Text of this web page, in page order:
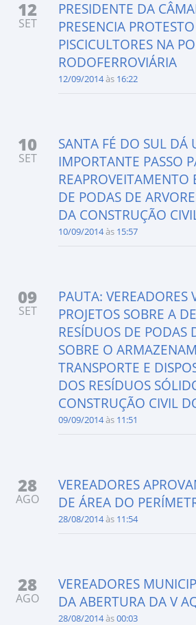
12
SET
PRESIDENTE DA
PRESENCIA
PISCICULTORES NA
RODOFERROVIÁRIA
12/09/2014às 16:22
10
SET
SANTA FÉ DO SUL DÁ
IMPORTANTE PASSO
REAPROVEITAMENTO
DE PODAS DE
DA CONSTRUÇÃO
10/09/2014às 15:57
09
SET
PAUTA: VEREADORES
PROJETOS SOBRE A
RESÍDUOS DE PODAS
SOBRE O
TRANSPORTE E
DOS RESÍDUOS
CONSTRUÇÃO CIVIL
09/09/2014às 11:51
28
AGO
VEREADORES
DE ÁREA DO
28/08/2014às 11:54
28
AGO
VEREADORES
DA ABERTURA DA V
28/08/2014às00:03